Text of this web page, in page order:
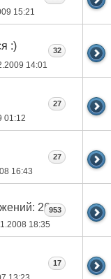
15:21
:)
14:01
32
01:12
27
16:43
27
18:35
953
17